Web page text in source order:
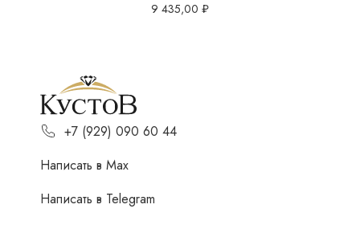
9 435,00 ₽
+7 (929) 090 60 44
Написать в Мах
Написать в Telegram